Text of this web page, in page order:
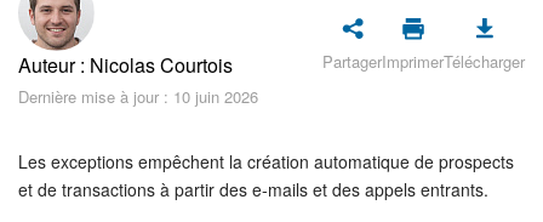
Sécurité dans Bitrix24
Démarrer sur Bitrix24
Actualités
Auteur : Nicolas Courtois
Dernière mise à jour : 10 juin 2026
PartagerImprimerTélécharger
Les exceptions empêchent la création automatique de prospects
et de transactions à partir des e-mails et des appels entrants.